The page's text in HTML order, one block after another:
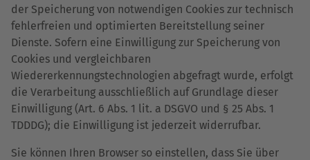
der Speicherung von notwendigen Cookies zur technisch
fehlerfreien und optimierten Bereitstellung seiner
Dienste. Sofern eine Einwilligung zur Speicherung von
Cookies und vergleichbaren
Wiedererkennungstechnologien abgefragt wurde, erfolgt
die Verarbeitung ausschließlich auf Grundlage dieser
Einwilligung (Art. 6 Abs. 1 lit. a DSGVO und § 25 Abs. 1
TDDDG); die Einwilligung ist jederzeit widerrufbar.
Sie können Ihren Browser so einstellen, dass Sie über